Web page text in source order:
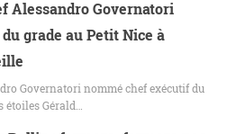
Alessandro Governatori
grade au Petit Nice à
Governatori nommé chef exécutif du
Gérald…